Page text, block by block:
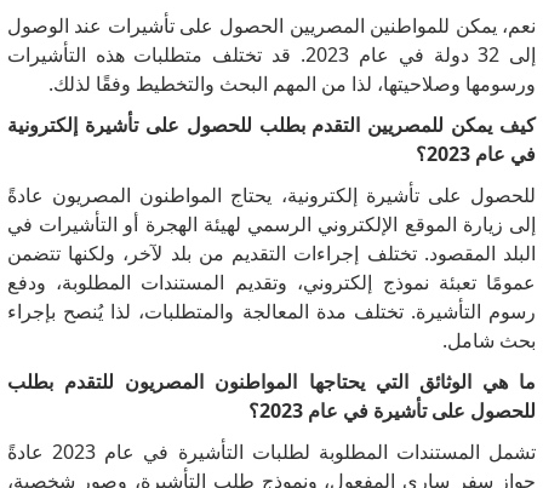
نعم، يمكن للمواطنين المصريين الحصول على تأشيرات عند الوصول
إلى 32 دولة في عام 2023. قد تختلف متطلبات هذه التأشيرات
ورسومها وصلاحيتها، لذا من المهم البحث والتخطيط وفقًا لذلك.
كيف يمكن للمصريين التقدم بطلب للحصول على تأشيرة إلكترونية
في عام 2023؟
للحصول على تأشيرة إلكترونية، يحتاج المواطنون المصريون عادةً
إلى زيارة الموقع الإلكتروني الرسمي لهيئة الهجرة أو التأشيرات في
البلد المقصود. تختلف إجراءات التقديم من بلد لآخر، ولكنها تتضمن
عمومًا تعبئة نموذج إلكتروني، وتقديم المستندات المطلوبة، ودفع
رسوم التأشيرة. تختلف مدة المعالجة والمتطلبات، لذا يُنصح بإجراء
بحث شامل.
ما هي الوثائق التي يحتاجها المواطنون المصريون للتقدم بطلب
للحصول على تأشيرة في عام 2023؟
تشمل المستندات المطلوبة لطلبات التأشيرة في عام 2023 عادةً
جواز سفر ساري المفعول، ونموذج طلب التأشيرة، وصور شخصية،